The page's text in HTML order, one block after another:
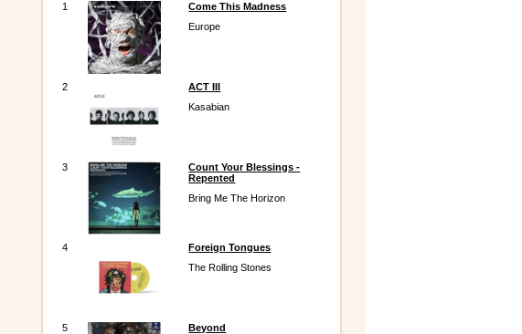
1
Come This Madness
Europe
2
ACT III
Kasabian
3
Count Your Blessings -
Repented
Bring Me The Horizon
4
Foreign Tongues
The Rolling Stones
5
Beyond